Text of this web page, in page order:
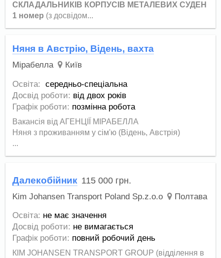
СКЛАДАЛЬНИКІВ КОРПУСІВ МЕТАЛЕВИХ СУДЕН
1 номер (з досвідом...
Няня в Австрію, Відень, вахта
Мірабелла Київ
Освіта:
середньо-спеціальна
Досвід роботи: від двох років
Графік роботи: позмінна робота
Вакансія від АГЕНЦІЇ МІРАБЕЛЛА
Няня з проживанням у сім'ю (Відень, Австрія)
...
Далекобійник 115 000 грн.
Kim Johansen Transport Poland Sp.z.o.o Полтава
Освіта: не має значення
Досвід роботи: не вимагається
Графік роботи: повний робочий день
КIM JOHANSEN TRANSPORT GROUP (відділення в